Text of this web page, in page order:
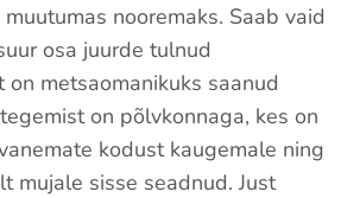
nooremaks. Saab vaid
osa juurde tulnud
on metsaomanikuks saanud
on põlvkonnaga, kes on
kodust kaugemale ning
mujale sisse seadnud. Just